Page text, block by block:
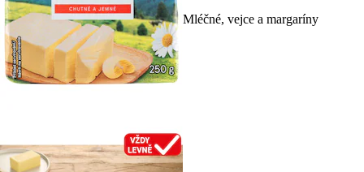
Mléčné, vejce a margaríny